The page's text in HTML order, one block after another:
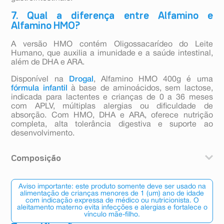
7. Qual a diferença entre Alfamino e
Alfamino HMO?
A versão HMO contém Oligossacarídeo do Leite
Humano, que auxilia a imunidade e a saúde intestinal,
além de DHA e ARA.
Disponível na Drogal , Alfamino HMO 400g é uma
fórmula infantil
à base de aminoácidos, sem lactose,
indicada para lactentes e crianças de 0 a 36 meses
com APLV, múltiplas alergias ou dificuldade de
absorção. Com HMO, DHA e ARA, oferece nutrição
completa, alta tolerância digestiva e suporte ao
desenvolvimento.
Composição
de L-lisina, L-leucina, L-prolina, L-arginina, L-valina,
glicina, L-isoleucina, L-treonina, L-serina, L-tirosina, L-
fenilalanina, Ácido L-Aspártico, L-histidina, L-alanina, L-
aspartato de magnésio, L-triptofano, e L-metionina),
triglicerídeos de cadeia média, óleo de girassol, amido
Aviso importante: este produto somente deve ser usado na
alimentação de crianças menores de 1 (um) ano de idade
com indicação expressa de médico ou nutricionista. O
aleitamento materno evita infecções e alergias e fortalece o
vínculo mãe-filho.